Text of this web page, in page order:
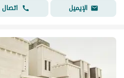
الإيميل
اتصال